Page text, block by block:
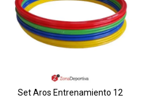
Set Aros Entrenamiento 12